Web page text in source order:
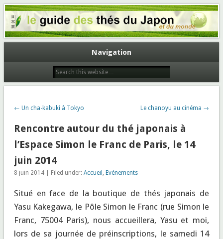
Le guide des thés du Japon et du
monde
Navigation
← Un cha-kabuki à Tokyo Le chanoyu au cinéma →
Rencontre autour du thé japonais à
l’Espace Simon le Franc de Paris, le 14
juin 2014
8 juin 2014 | Filed under: Accueil Evénements
Situé en face de la boutique de thés japonais de
Yasu Kakegawa, le Pôle Simon le Franc (rue Simon le
Franc, 75004 Paris), nous accueillera, Yasu et moi,
lors de sa journée de préinscriptions, le samedi 14